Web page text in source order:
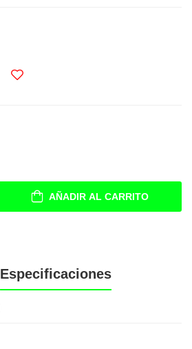
AÑADIR AL CARRITO
Especificaciones